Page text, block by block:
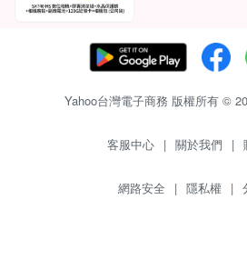
Yahoo台灣電子商務 版權所有 ©
客服中心 | 關於我們 |
網路安全 | 隱私權 |